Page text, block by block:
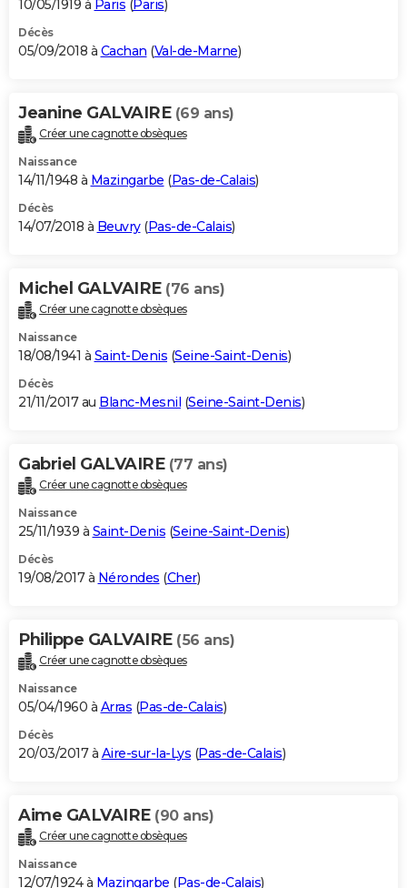
10/05/1919 à Paris (Paris)
Décès
05/09/2018 à Cachan (Val-de-Marne)
Jeanine GALVAIRE (69 ans)
Créer une cagnotte obsèques
Naissance
14/11/1948 à Mazingarbe (Pas-de-Calais)
Décès
14/07/2018 à Beuvry(Pas-de-Calais)
Michel GALVAIRE (76 ans)
Créer une cagnotte obsèques
Naissance
18/08/1941 à Saint-Denis (Seine-Saint-Denis)
Décès
21/11/2017 au Blanc-Mesnil (Seine-Saint-Denis)
Gabriel GALVAIRE (77 ans)
Créer une cagnotte obsèques
Naissance
25/11/1939 à Saint-Denis (Seine-Saint-Denis)
Décès
19/08/2017 à Nérondes (Cher)
Philippe GALVAIRE (56 ans)
Créer une cagnotte obsèques
Naissance
05/04/1960 à Arras (Pas-de-Calais)
Décès
20/03/2017 à Aire-sur-la-Lys (Pas-de-Calais)
Aime GALVAIRE (90 ans)
Créer une cagnotte obsèques
Naissance
12/07/1924 à Mazingarbe (Pas-de-Calais)